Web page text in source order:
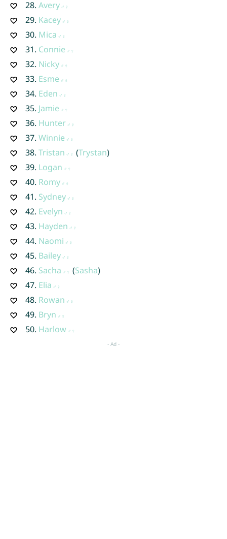
28. Avery
29. Kacey
30. Mica
31. Connie
32. Nicky
33. Esme
34. Eden
35. Jamie
36. Hunter
37. Winnie
38. Tristan (Trystan)
39. Logan
40. Romy
41. Sydney
42. Evelyn
43. Hayden
44. Naomi
45. Bailey
46. Sacha (Sasha)
47. Elia
48. Rowan
49. Bryn
50. Harlow